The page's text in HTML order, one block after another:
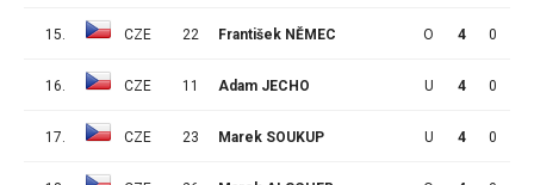
15. CZE 22 František NĚMEC O 4 0
16. CZE 11 Adam JECHO U 4 0
17. CZE 23 Marek SOUKUP U 4 0